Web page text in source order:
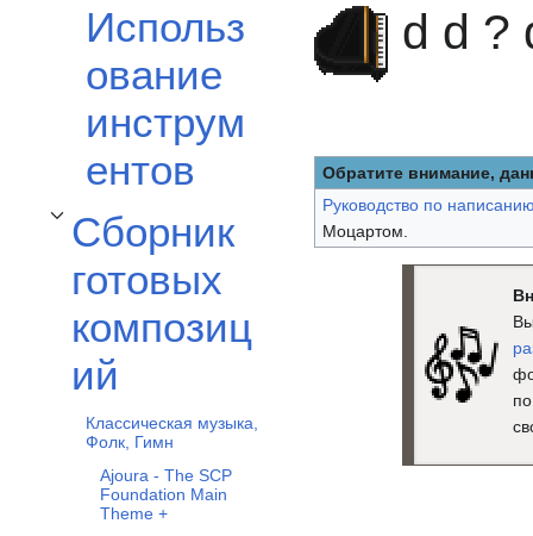
Использ
ование
инструм
ентов
Сборник
готовых
композиц
ий
Отобразить/Скрыть подраздел Сборник готовых композиций
Классическая музыка,
Фолк, Гимн
Ajoura - The SCP
Foundation Main
Theme +
d d ?
Обратите внимание,
Руководство по
Моцартом.